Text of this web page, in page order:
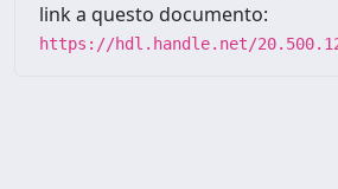
link a questo documento:
https://hdl.handle.net/